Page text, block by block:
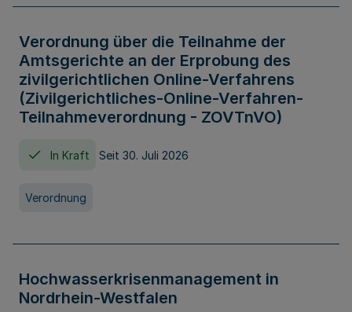
Verordnung über die Teilnahme der
Amtsgerichte an der Erprobung des
zivilgerichtlichen Online-Verfahrens
(Zivilgerichtliches-Online-Verfahren-
Teilnahmeverordnung - ZOVTnVO)
In Kraft Seit 30. Juli 2026
Verordnung
Hochwasserkrisenmanagement in
Nordrhein-Westfalen